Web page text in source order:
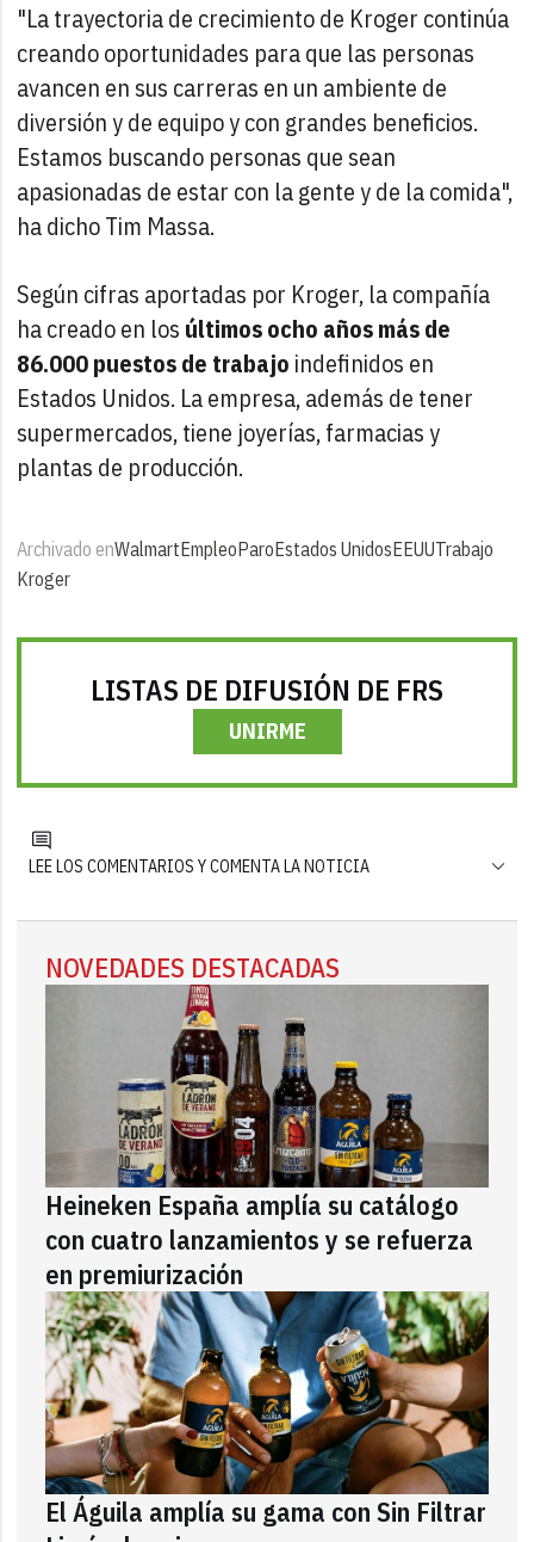
"La trayectoria de crecimiento de Kroger continúa
creando oportunidades para que las personas
avancen en sus carreras en un ambiente de
diversión y de equipo y con grandes beneficios.
Estamos buscando personas que sean
apasionadas de estar con la gente y de la comida",
ha dicho Tim Massa.
Según cifras aportadas por Kroger, la compañía
ha creado en los últimos ocho años más de
86.000 puestos de trabajo indefinidos en
Estados Unidos. La empresa, además de tener
supermercados, tiene joyerías, farmacias y
plantas de producción.
Archivado enWalmartEmpleoParoEstados UnidosEEUUTrabajo
Kroger
LISTAS DE DIFUSIÓN DE FRS
UNIRME
LEE LOS COMENTARIOS Y COMENTA LA NOTICIA
NOVEDADES DESTACADAS
Heineken España amplía su catálogo
con cuatro lanzamientos y se refuerza
en premiurización
El Águila amplía su gama con Sin Filtrar